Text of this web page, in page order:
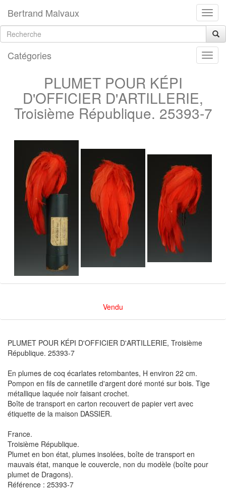
Bertrand Malvaux
Catégories
PLUMET POUR KÉPI
D'OFFICIER D'ARTILLERIE,
Troisième République. 25393-7
Vendu
PLUMET POUR KÉPI D'OFFICIER D'ARTILLERIE, Troisième
République. 25393-7
En plumes de coq écarlates retombantes, H environ 22 cm.
Pompon en fils de cannetille d'argent doré monté sur bois. Tige
métallique laquée noir faisant crochet.
Boîte de transport en carton recouvert de papier vert avec
étiquette de la maison DASSIER.
France.
Troisième République.
Plumet en bon état, plumes insolées, boîte de transport en
mauvais état, manque le couvercle, non du modèle (boîte pour
plumet de Dragons).
Référence : 25393-7